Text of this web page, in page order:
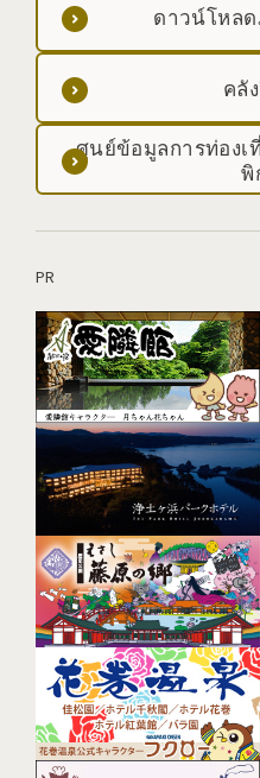
ดาวน์โหล
คลั
ศูนย์ข้อมูลการท่องเ
พิ
PR